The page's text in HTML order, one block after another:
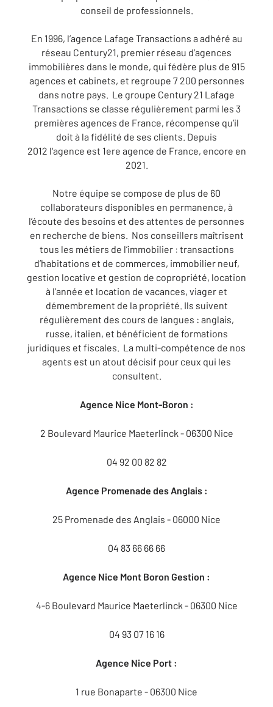
conseil de professionnels.
En 1996, l’agence Lafage Transactions a adhéré au
réseau Century21, premier réseau d’agences
immobilières dans le monde, qui fédère plus de 915
agences et cabinets, et regroupe 7 200 personnes
dans notre pays. Le groupe Century 21 Lafage
Transactions se classe régulièrement parmi les 3
premières agences de France, récompense qu’il
doit à la fidélité de ses clients. Depuis
2012 l'agence est 1ere agence de France, encore en
2021.
Notre équipe se compose de plus de 60
collaborateurs disponibles en permanence, à
l’écoute des besoins et des attentes de personnes
en recherche de biens. Nos conseillers maîtrisent
tous les métiers de l’immobilier : transactions
d’habitations et de commerces, immobilier neuf,
gestion locative et gestion de copropriété, location
à l’année et location de vacances, viager et
démembrement de la propriété. Ils suivent
régulièrement des cours de langues : anglais,
russe, italien, et bénéficient de formations
juridiques et fiscales. La multi-compétence de nos
agents est un atout décisif pour ceux qui les
consultent.
Agence Nice Mont-Boron :
2 Boulevard Maurice Maeterlinck - 06300 Nice
04 92 00 82 82
Agence Promenade des Anglais :
25 Promenade des Anglais - 06000 Nice
04 83 66 66 66
Agence Nice Mont Boron Gestion :
4-6 Boulevard Maurice Maeterlinck - 06300 Nice
04 93 07 16 16
Agence Nice Port :
1 rue Bonaparte - 06300 Nice